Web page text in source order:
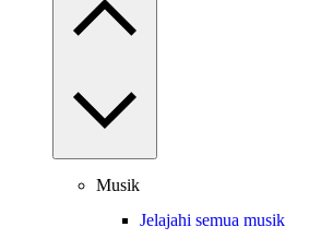
Musik
Jelajahi semua musik